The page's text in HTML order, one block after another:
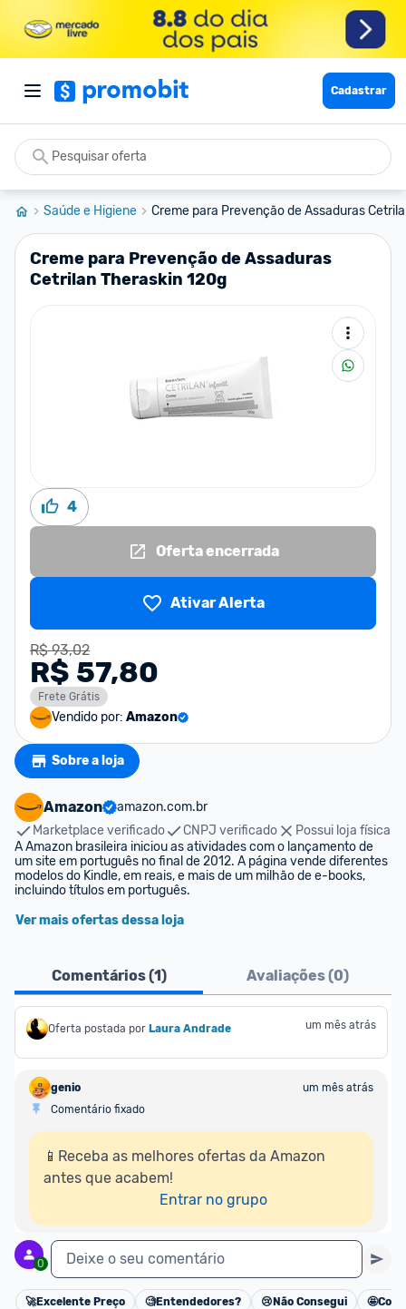
Cadastrar
Saúde e Higiene Creme para Prevenção de Assaduras
Creme para Prevenção de Assaduras
Cetrilan Theraskin 120g
4
Oferta encerrada
Ativar Alerta
R$ 93,02
R$ 57,80
Frete Grátis
Vendido por: Amazon
Sobre a loja
Amazon
amazon.com.br
Marketplace verificado
CNPJ verificado
Possui loja física
A Amazon brasileira iniciou as atividades com o lançamento de
um site em português no final de 2012. A página vende diferentes
modelos do Kindle, em reais, e mais de um milhão de e-books,
incluindo títulos em português.
Ver mais ofertas dessa loja
Comentários (1) Avaliações (0)
Oferta postada por Laura Andrade um mês atrás
genio
um mês atrás
Comentário fixado
📱Receba as melhores ofertas da Amazon
antes que acabem!
Entrar no grupo
0 Deixe o seu comentário
🚀Excelente Preço 🧐Entendedores? 😢 Não Consegui 🤩